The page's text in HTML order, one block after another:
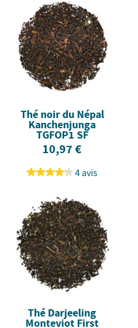
Thé noir du Népal
Kanchenjunga
TGFOP1 SF
10,97 €
4 avis
Thé Darjeeling
Monteviot First